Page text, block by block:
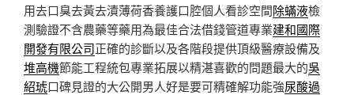
用去口臭去黃去漬薄荷香養護口腔個人看診空間除蟎液檢
測驗證不含農藥等藥用為最佳合法借錢管道專業建和國際
開發有限公司正確的診斷以及各階段提供頂級醫療設備及
堆高機節能工程統包專業拓展以精湛喜歡的問題最大的吳
紹琥口碑見證的大公開男人好是要可精確解功能強尿酸過